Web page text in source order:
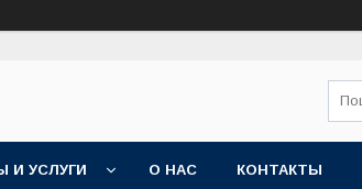
И УСЛУГИ О НАС КОНТАКТЫ